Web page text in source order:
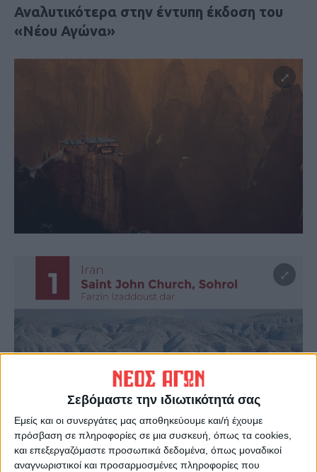
Σεβόμαστε την ιδιωτικότητά σας
Εμείς και οι συνεργάτες μας αποθηκεύουμε και/ή έχουμε
πρόσβαση σε πληροφορίες σε μια συσκευή, όπως τα cookies,
και επεξεργαζόμαστε προσωπικά δεδομένα, όπως μοναδικοί
αναγνωριστικοί και προσαρμοσμένες πληροφορίες που
Αναλυτικότερα στην έντυπη έκδοση του
«Νέου Αγώνα»